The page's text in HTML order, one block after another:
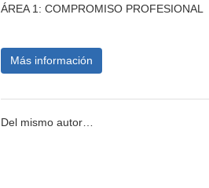
ÁREA 1: COMPROMISO PROFESIONAL
Más información
Del mismo autor…